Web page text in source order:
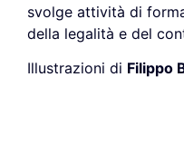
svolge attività di
della legalità e del
Illustrazioni di Filippo